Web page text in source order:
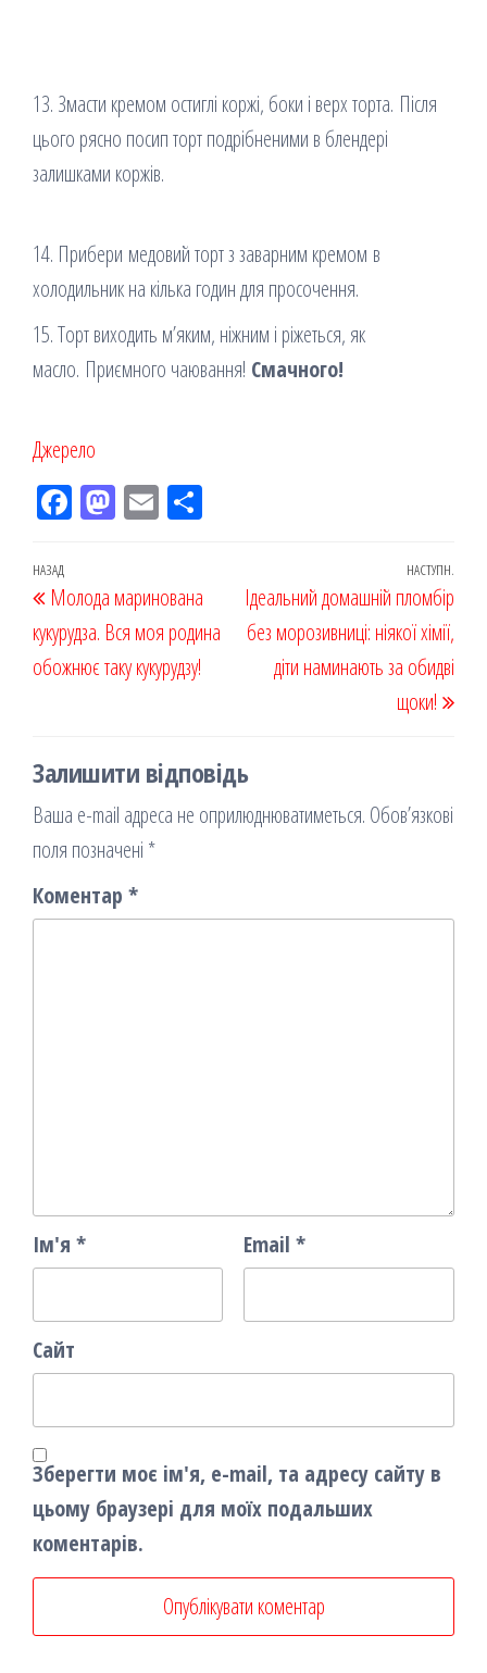
13. Змасти кремом остиглі коржі, боки і верх торта. Після
цього рясно посип торт подрібненими в блендері
залишками коржів.
14. Прибери медовий торт з заварним кремом в
холодильник на кілька годин для просочення.
15. Торт виходить м’яким, ніжним і ріжеться, як
масло. Приємного чаювання! Смачного!
Джерело
Fac
k
M
on
Em
я
Навігація
записів
Попередній
запис
НАЗАД
Молода маринована
кукурудза. Вся моя родина
обожнює таку кукурудзу!
НАСТУПН.
Ідеальний домашній пломбір
без морозивниці: ніякої хімії,
діти наминають за обидві
щоки!
Залишити відповідь
Ваша e-mail адреса не оприлюднюватиметься. Обов’язкові
поля позначені *
Коментар *
Ім'я * Email *
Сайт
Зберегти моє ім'я, e-mail, та адресу сайту в
цьому браузері для моїх подальших
коментарів.